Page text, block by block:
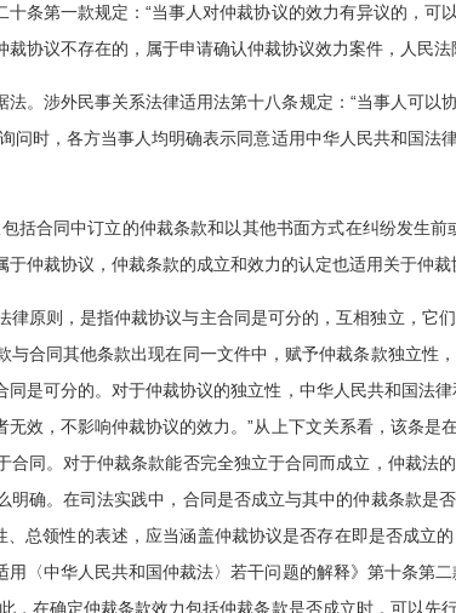
条第一款规定：“当事人对仲裁协议的效力有异议的，可
协议不存在的，属于申请确认仲裁协议效力案件，人民法
。涉外民事关系法律适用法第十八条规定：“当事人可以
问时，各方当事人均明确表示同意适用中华人民共和国法
括合同中订立的仲裁条款和以其他书面方式在纠纷发生
仲裁协议，仲裁条款的成立和效力的认定也适用关于仲裁
律原则，是指仲裁协议与主合同是可分的，互相独立，它
与合同其他条款出现在同一文件中，赋予仲裁条款独立性
是可分的。对于仲裁协议的独立性，中华人民共和国法
效，不影响仲裁协议的效力。”从上下文关系看，该条是
同。对于仲裁条款能否完全独立于合同而成立，仲裁法
明确。在司法实践中，合同是否成立与其中的仲裁条款是
、总领性的表述，应当涵盖仲裁协议是否存在即是否成立
〈中华人民共和国仲裁法〉若干问题的解释》第十条第
，在确定仲裁条款效力包括仲裁条款是否成立时，可以先